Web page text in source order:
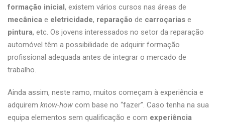
formação inicial, existem vários cursos nas áreas de
mecânica e eletricidade, reparação de carroçarias e
pintura, etc. Os jovens interessados no setor da reparação
automóvel têm a possibilidade de adquirir formação
profissional adequada antes de integrar o mercado de
trabalho.
Ainda assim, neste ramo, muitos começam à experiência e
adquirem know-how com base no “fazer”. Caso tenha na sua
equipa elementos sem qualificação e com experiência